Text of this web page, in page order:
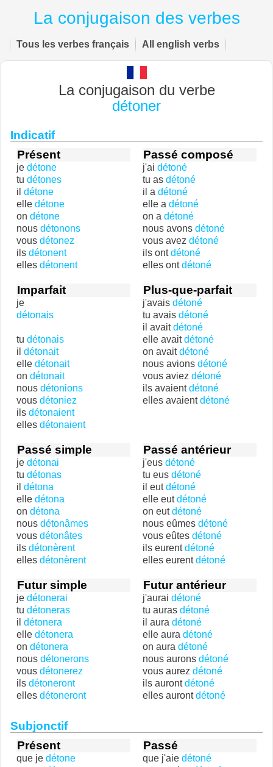
La conjugaison des verbes
Tous les verbes français All english verbs
La conjugaison du verbe
détoner
Indicatif
Présent
je détone
tu détones
il détone
elle détone
on détone
nous détonons
vous détonez
ils détonent
elles détonent
Passé composé
j'ai détoné
tu as détoné
il a détoné
elle a détoné
on a détoné
nous avons détoné
vous avez détoné
ils ontdétoné
elles ontdétoné
Imparfait
je
détonais
tu détonais
il détonait
elle détonait
on détonait
nous détonions
vous détoniez
ils détonaient
elles détonaient
Plus-que-parfait
j'avais détoné
tu avais détoné
il avaitdétoné
elle avaitdétoné
on avaitdétoné
nous avions détoné
vous aviez détoné
ils avaientdétoné
elles avaientdétoné
Passé simple
je détonai
tu détonas
il détona
elle détona
on détona
nous détonâmes
vous détonâtes
ils détonèrent
elles détonèrent
Passé antérieur
j'eus détoné
tu eus détoné
il eutdétoné
elle eutdétoné
on eutdétoné
nous eûmes détoné
vous eûtes détoné
ils eurentdétoné
elles eurentdétoné
Futur simple
je détonerai
tu détoneras
il détonera
elle détonera
on détonera
nous détonerons
vous détonerez
ils détoneront
elles détoneront
Futur antérieur
j'aurai détoné
tu auras détoné
il aura détoné
elle aura détoné
on aura détoné
nous aurons détoné
vous aurez détoné
ils aurontdétoné
elles aurontdétoné
Subjonctif
Présent
que je détone
Passé
que j'aie détoné